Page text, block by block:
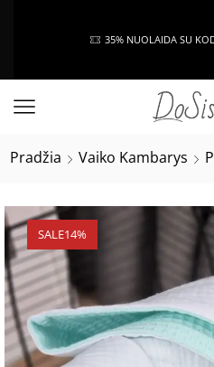
35% NUOLAIDA SU
Pradžia Vaiko Kambarys
SALE14%